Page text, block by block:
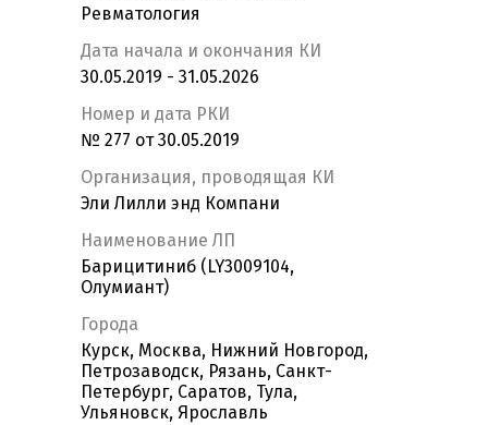
Ревматология
Дата начала и окончания КИ
30.05.2019 - 31.05.2026
Номер и дата РКИ
№ 277 от 30.05.2019
Организация, проводящая КИ
Эли Лилли энд Компани
Наименование ЛП
Барицитиниб (LY3009104,
Олумиант)
Города
Курск, Москва, Нижний Новгород,
Петрозаводск, Рязань, Санкт-
Петербург, Саратов, Тула,
Ульяновск, Ярославль